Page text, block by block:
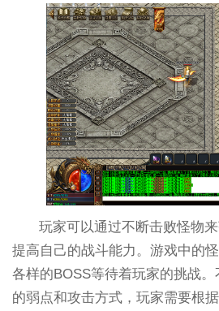
玩家可以通过不断击败怪物
提高自己的战斗能力。游戏中的
各样的BOSS等待着玩家的挑战。
的弱点和攻击方式，玩家需要根